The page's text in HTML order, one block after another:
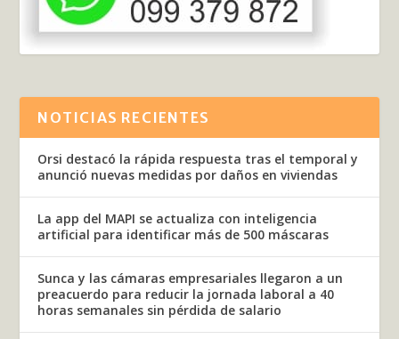
NOTICIAS RECIENTES
Orsi destacó la rápida respuesta tras el temporal y
anunció nuevas medidas por daños en viviendas
La app del MAPI se actualiza con inteligencia
artificial para identificar más de 500 máscaras
Sunca y las cámaras empresariales llegaron a un
preacuerdo para reducir la jornada laboral a 40
horas semanales sin pérdida de salario